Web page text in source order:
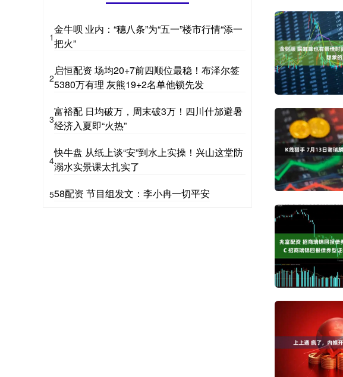
1
金牛呗 业内：“穗八条”为“五一”楼市行情“添一
把火”
2
启恒配资 场均20+7前四顺位最稳！布泽尔签
5380万有理 灰熊19+2名单他锁先发
3
富裕配 日均破万，周末破3万！四川什邡避暑
经济入夏即“火热”
4
快牛盘 从纸上谈“安”到水上实操！兴山这堂防
溺水实景课太扎实了
558配资 节目组发文：李小冉一切平安